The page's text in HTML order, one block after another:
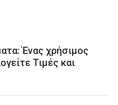
Ένας χρήσιμος
Τιμές και